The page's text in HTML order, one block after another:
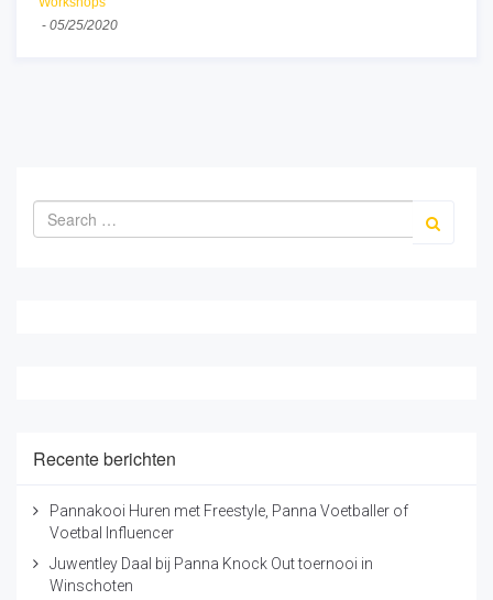
- 05/25/2020
Recente berichten
Pannakooi Huren met Freestyle, Panna Voetballer of
Voetbal Influencer
Juwentley Daal bij Panna Knock Out toernooi in
Winschoten